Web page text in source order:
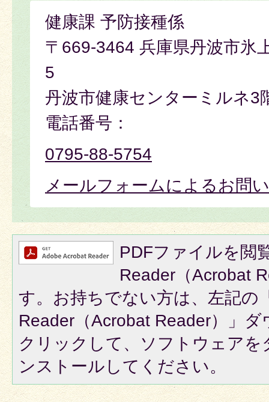
健康課 予防接種係
〒669-3464 兵庫県丹波市氷
5
丹波市健康センターミルネ3
電話番号：
0795-88-5754
メールフォームによるお問
PDFファイルを閲
Reader（Acrobat
す。お持ちでない方は、左記の
Reader（Acrobat Reader）」
クリックして、ソフトウェア
ンストールしてください。